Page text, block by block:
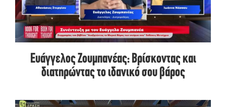
Ευάγγελος Ζουμπανέας: Βρίσκοντας και
διατηρώντας το ιδανικό σου βάρος